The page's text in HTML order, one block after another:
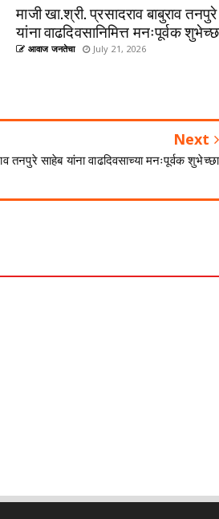
माजी खा.श्री. प्रसादराव बाबुराव तनपुरे
यांना वाढदिवसानिमित्त मनःपूर्वक
आवाज जनतेचा July 21, 2026
Next
तनपुरे साहेब यांना वाढदिवसाच्या मनःपूर्वक शुभेच्छा